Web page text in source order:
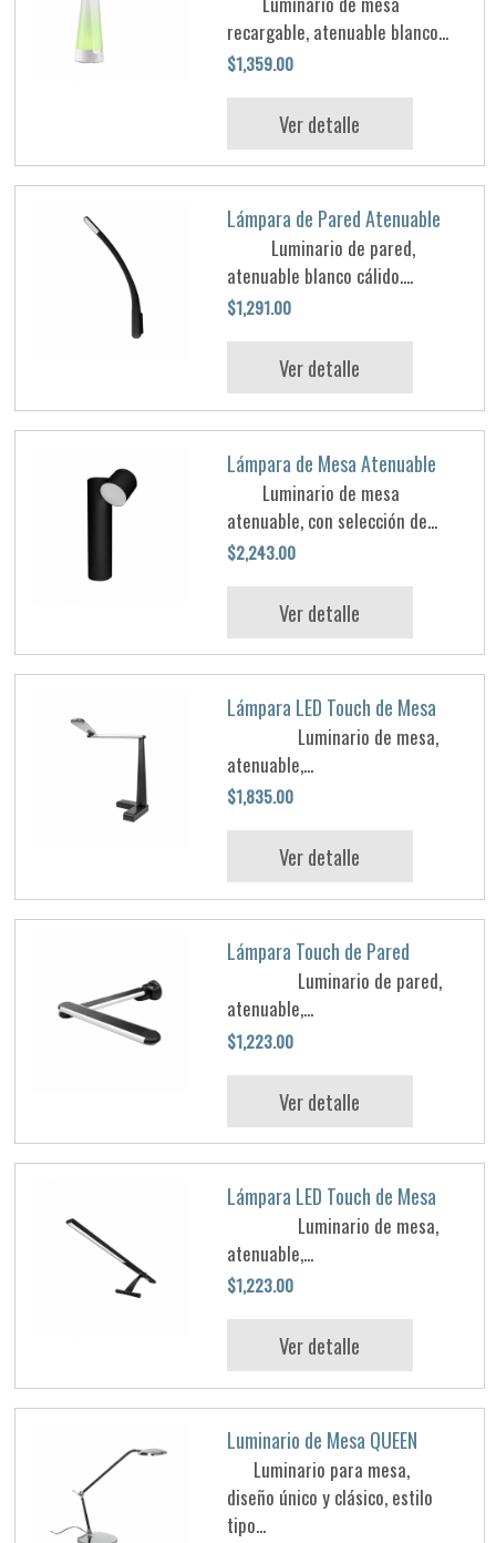
recargable, atenuable blanco...
$1,359.00
Ver detalle
Lámpara de Pared Atenuable
Luminario de pared,
atenuable blanco cálido....
$1,291.00
Ver detalle
Lámpara de Mesa Atenuable
Luminario de mesa
atenuable, con selección de...
$2,243.00
Ver detalle
Lámpara LED Touch de Mesa
Luminario de mesa,
atenuable,...
$1,835.00
Ver detalle
Lámpara Touch de Pared
Luminario de pared,
atenuable,...
$1,223.00
Ver detalle
Lámpara LED Touch de Mesa
Luminario de mesa,
atenuable,...
$1,223.00
Ver detalle
Luminario de Mesa QUEEN
Luminario para mesa,
diseño único y clásico, estilo
tipo...